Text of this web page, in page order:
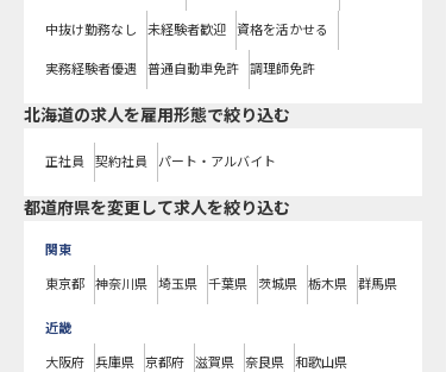
中抜け勤務なし 未経験者歓迎 資格を活かせる
実務経験者優遇 普通自動車免許 調理師免許
北海道の求人を雇用形態で絞り込む
正社員 契約社員 パート・アルバイト
都道府県を変更して求人を絞り込む
関東
東京都 神奈川県 埼玉県 千葉県 茨城県 栃木県 群馬県
近畿
大阪府 兵庫県 京都府 滋賀県 奈良県 和歌山県